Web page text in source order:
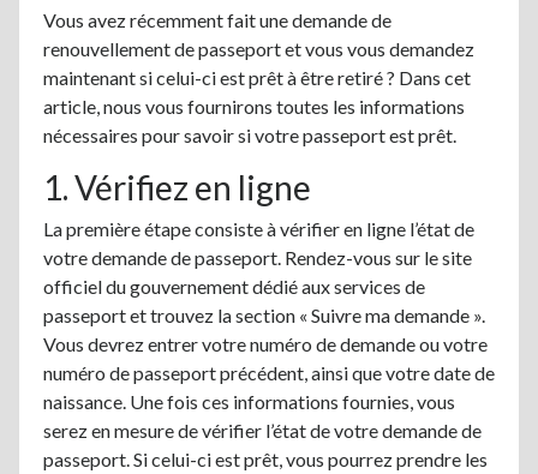
Vous avez récemment fait une demande de
renouvellement de passeport et vous vous demandez
maintenant si celui-ci est prêt à être retiré ? Dans cet
article, nous vous fournirons toutes les informations
nécessaires pour savoir si votre passeport est prêt.
1. Vérifiez en ligne
La première étape consiste à vérifier en ligne l’état de
votre demande de passeport. Rendez-vous sur le site
officiel du gouvernement dédié aux services de
passeport et trouvez la section « Suivre ma demande ».
Vous devrez entrer votre numéro de demande ou votre
numéro de passeport précédent, ainsi que votre date de
naissance. Une fois ces informations fournies, vous
serez en mesure de vérifier l’état de votre demande de
passeport. Si celui-ci est prêt, vous pourrez prendre les